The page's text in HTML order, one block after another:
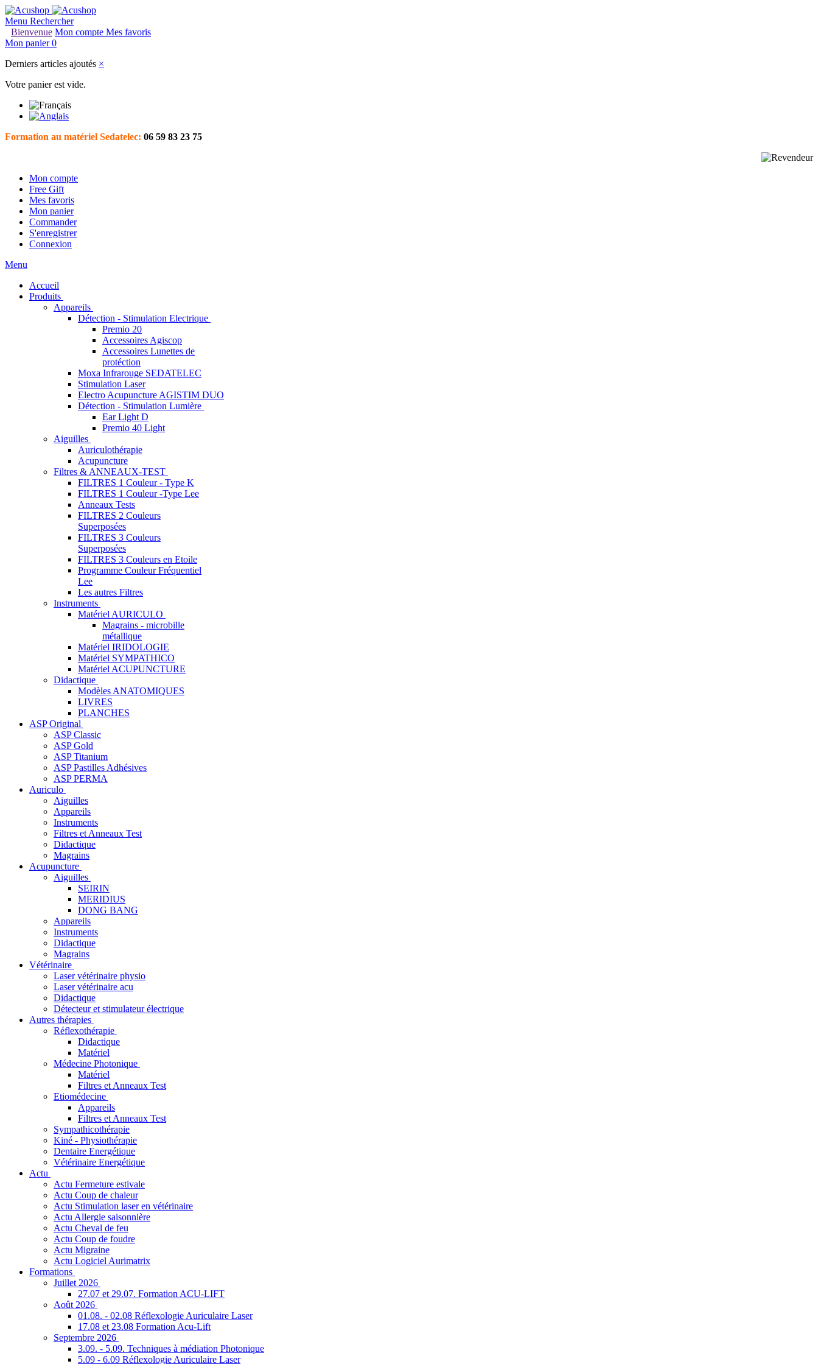
Menu Rechercher
Bienvenue Mon compte Mes favoris
Mon panier 0
Derniers articles ajoutés ×
Votre panier est vide.
Formation au matériel Sedatelec: 06 59 83 23 75
Mon compte
Free Gift
Mes favoris
Mon panier
Commander
S'enregistrer
Connexion
Menu
Accueil
Produits
Appareils
Détection - Stimulation Electrique
Premio 20
Accessoires Agiscop
Accessoires Lunettes de
protéction
Moxa Infrarouge SEDATELEC
Stimulation Laser
Electro Acupuncture AGISTIM DUO
Détection - Stimulation Lumière
Ear Light D
Premio 40 Light
Aiguilles
Auriculothérapie
Acupuncture
Filtres & ANNEAUX-TEST
FILTRES 1 Couleur - Type K
FILTRES 1 Couleur -Type Lee
Anneaux Tests
FILTRES 2 Couleurs
Superposées
FILTRES 3 Couleurs
Superposées
FILTRES 3 Couleurs en Etoile
Programme Couleur Fréquentiel
Lee
Les autres Filtres
Instruments
Matériel AURICULO
Magrains - microbille
métallique
Matériel IRIDOLOGIE
Matériel SYMPATHICO
Matériel ACUPUNCTURE
Didactique
Modèles ANATOMIQUES
LIVRES
PLANCHES
ASP Original
ASP Classic
ASP Gold
ASP Titanium
ASP Pastilles Adhésives
ASP PERMA
Auriculo
Aiguilles
Appareils
Instruments
Filtres et Anneaux Test
Didactique
Magrains
Acupuncture
Aiguilles
SEIRIN
MERIDIUS
DONG BANG
Appareils
Instruments
Didactique
Magrains
Vétérinaire
Laser vétérinaire physio
Laser vétérinaire acu
Didactique
Détecteur et stimulateur électrique
Autres thérapies
Réflexothérapie
Didactique
Matériel
Médecine Photonique
Matériel
Filtres et Anneaux Test
Etiomédecine
Appareils
Filtres et Anneaux Test
Sympathicothérapie
Kiné - Physiothérapie
Dentaire Energétique
Vétérinaire Energétique
Actu
Actu Fermeture estivale
Actu Coup de chaleur
Actu Stimulation laser en vétérinaire
Actu Allergie saisonnière
Actu Cheval de feu
Actu Coup de foudre
Actu Migraine
Actu Logiciel Aurimatrix
Formations
Juillet 2026
27.07 et 29.07. Formation ACU-LIFT
Août 2026
01.08. - 02.08 Réflexologie Auriculaire Laser
17.08 et 23.08 Formation Acu-Lift
Septembre 2026
3.09. - 5.09. Techniques à médiation Photonique
5.09 - 6.09 Réflexologie Auriculaire Laser